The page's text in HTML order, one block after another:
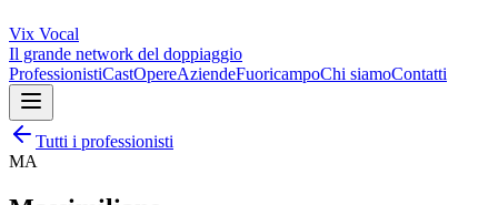
Vix Vocal
Il grande network del doppiaggio
ProfessionistiCastOpereAziendeFuoricampoChi siamoContatti
Tutti i professionisti
MA